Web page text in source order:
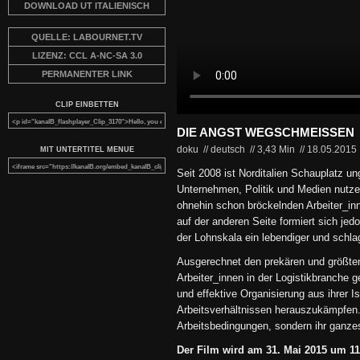
DOWNLOAD UT ITALIENISCH
QUELLE: LABOURNET.TV
LIZENZ: CCL A-NC-SA 3.0
PERMANENTER LINK
CLIP EINBETTEN
MIT UNTERTITEL MENUE
DIE ANGST WEGSCHMEISSEN
doku // deutsch //3,43 Min // 18.05.2015
Seit 2008 ist Norditalien Schauplatz
Unternehmen, Politik und Medien
ohnehin schon bröckelnden
auf der anderen Seite formiert sich
der Lohnskala ein lebendiger und
Ausgerechnet den prekären und
Arbeiter_innen in der Logistikbranche
und effektive Organisierung aus ihrer
Arbeitsverhältnissen
Arbeitsbedingungen, sondern ihr
Der Film wird am 31. Mai 2015 um